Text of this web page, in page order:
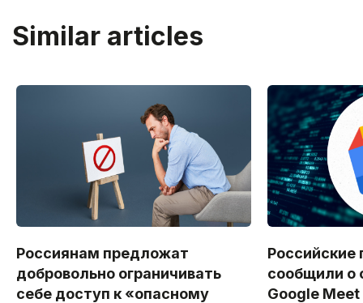
Similar articles
Россиянам предложат
добровольно ограничивать
себе доступ к «опасному
Российские
сообщили о
Google Meet